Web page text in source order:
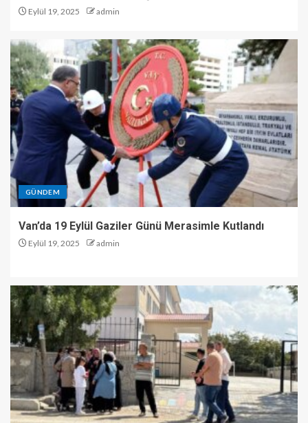
Eylül 19, 2025 admin
GÜNDEM
Van’da 19 Eylül Gaziler Günü Merasimle Kutlandı
Eylül 19, 2025 admin